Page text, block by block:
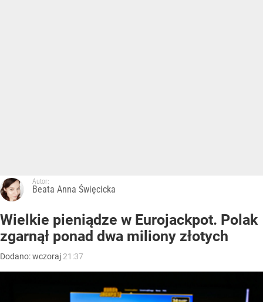
Autor:
Beata Anna Święcicka
Wielkie pieniądze w Eurojackpot. Polak
zgarnął ponad dwa miliony złotych
Dodano:wczoraj 21:37